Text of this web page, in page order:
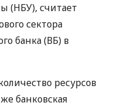
(НБУ), считает
сектора
банка (ВБ) в
ресурсов
банковская